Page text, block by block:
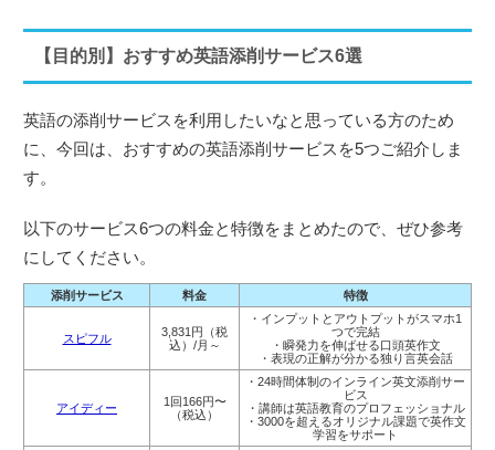
【目的別】おすすめ英語添削サービス6選
英語の添削サービスを利用したいなと思っている方のため
に、今回は、おすすめの英語添削サービスを5つご紹介しま
す。
以下のサービス6つの料金と特徴をまとめたので、ぜひ参考
にしてください。
添削サービス 料金 特徴
スピフル
3,831円（税
込）/月～
・インプットとアウトプットがスマホ1
つで完結
・瞬発力を伸ばせる口頭英作文
・表現の正解が分かる独り言英会話
アイディー
1回166円〜
（税込）
・24時間体制のインライン英文添削サー
ビス
・講師は英語教育のプロフェッショナル
・3000を超えるオリジナル課題で英作文
学習をサポート